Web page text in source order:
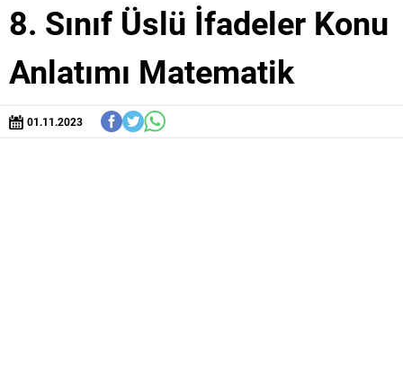
8. Sınıf Üslü İfadeler Konu
Anlatımı Matematik
01.11.2023